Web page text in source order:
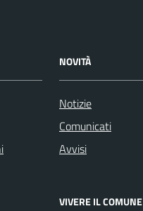
NOVITÀ
Notizie
Comunicati
Avvisi
VIVERE IL COMUNE